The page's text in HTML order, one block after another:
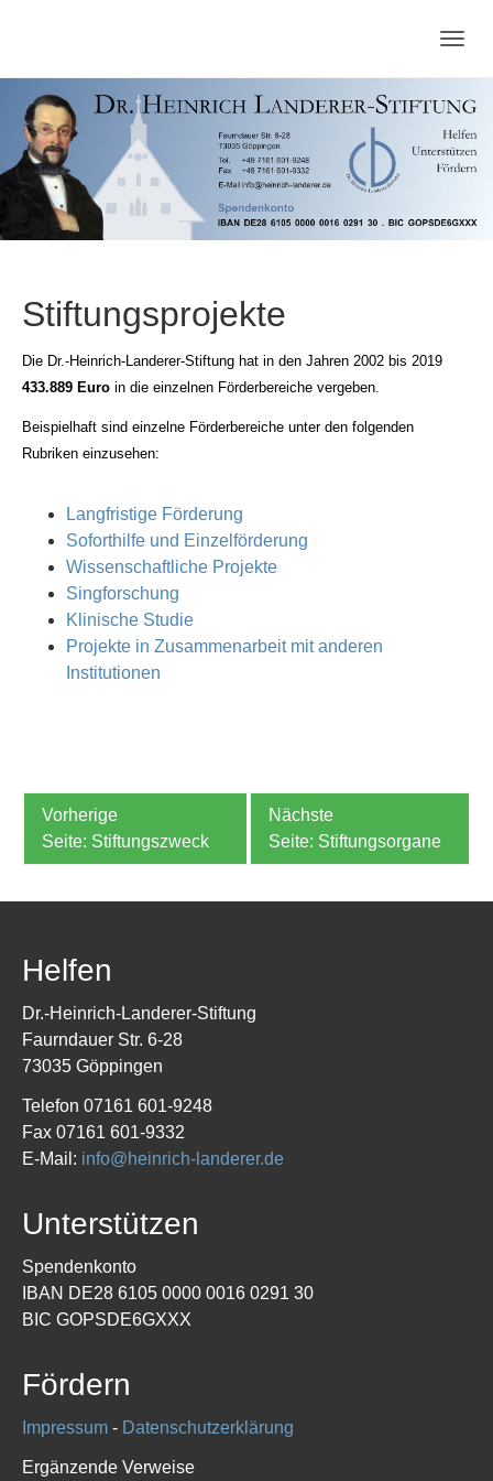
Stiftungsprojekte
Die Dr.-Heinrich-Landerer-Stiftung hat in den Jahren 2002 bis 2019
433.889 Euro in die einzelnen Förderbereiche vergeben.
Beispielhaft sind einzelne Förderbereiche unter den folgenden
Rubriken einzusehen:
Langfristige Förderung
Soforthilfe und Einzelförderung
Wissenschaftliche Projekte
Singforschung
Klinische Studie
Projekte in Zusammenarbeit mit anderen
Institutionen
Stiftungszweck Stiftungsorgane
Helfen
Dr.-Heinrich-Landerer-Stiftung
Faurndauer Str. 6-28
73035 Göppingen
Telefon 07161 601-9248
Fax 07161 601-9332
E-Mail: info@heinrich-landerer.de
Unterstützen
Spendenkonto
IBAN DE28 6105 0000 0016 0291 30
BIC GOPSDE6GXXX
Fördern
Impressum - Datenschutzerklärung
Ergänzende Verweise